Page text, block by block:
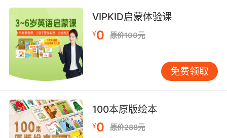
9. "for I will not hear the melody of thy viols.
「我不会听古提琴演奏出的旋律」
10. Be moved by its melody, but it always
eluded my grasp.
但想跟随它的曲调时 它却总是溜走
VIPKID启蒙体验课
¥0 原价100元
免费领取
100本原版绘本
¥0 原价288元